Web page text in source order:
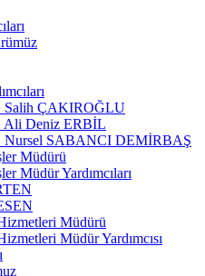
Salih ÇAKIROĞLU
Ali Deniz ERBİL
Nursel SABANCI DEMİRBAŞ
Müdürü
Müdür Yardımcıları
Müdürü
Müdür Yardımcısı